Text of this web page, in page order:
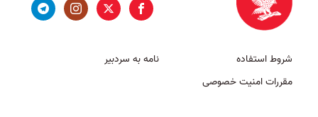
شروط استفاده
مقررات امنیت خصوصی
نامه به سردبیر